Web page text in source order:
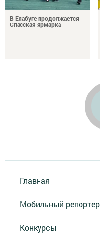
В Елабуге продолжается
Спасская ярмарка
Главная
Мобильный репортер
Конкурсы